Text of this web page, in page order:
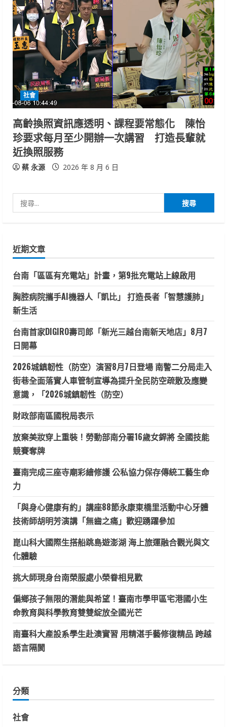
社會
高齡換照資訊應透明、課程要常態化 陳怡
珍要求每月至少開辦一次講習 打造長輩就
近換照服務
蔡 永源 2026 年 8 月 6 日
尋
字:
近期文章
台南「區區有充電站」計畫，第9批充電站上線啟用
胸腔病院攜手AI機器人「凱比」 打造長者「智慧護肺」
新生活
台南首家DIGIRO壽司郎「新光三越台南新天地店」8月7
日開幕
2026城鎮韌性（防空）演習8月7日登場 南警二分局走入
街巷全面落實人車管制宣導為提升全民防空疏散及應變
意識，「2026城鎮韌性（防空）
財政部南區國稅局表示
放棄美妝穿上重裝！勞動部南分署16歲女銲將 全國技能
競賽奪牌
臺南完成三座寺廟彩繪修護 公私協力保存傳統工藝生命
力
「與身心健康有約」講座88節永康東橋里活動中心牙體
技術師胡明芳演講「無齒之痛」歡迎踴躍參加
崑山科大國際生搭船跳島遊澎湖 海上旅運融合觀光與文
化體驗
挑大師現身台南榮服處小榮眷相見歡
偏鄉孩子無限的潛能與希望！臺南市學甲區宅港國小生
命教育與科學教育雙雙綻放全國光芒
南臺科大產設系學生赴澳實習 用精湛手藝修復精品 跨越
語言隔閡
分類
社會